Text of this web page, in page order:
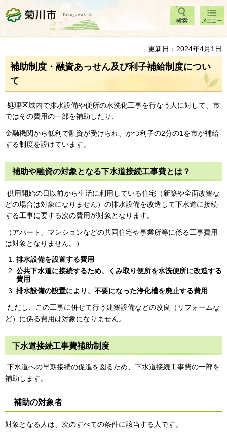
菊川市 検索
メニ
ュー
更新日：2024年4月1日
補助制度・融資あっせん及び利子補給制度につい
て
処理区域内で排水設備や便所の水洗化工事を行なう人に対して、市
ではその費用の一部を補助したり、
金融機関から低利で融資が受けられ、かつ利子の2分の1を市が補給
する制度を設けています。
補助や融資の対象となる下水道接続工事費とは？
供用開始の日以前から生活に利用している住宅（新築や全面改築な
どの場合は対象になりません）の排水設備を改造して下水道に接続
する工事に要する次の費用が対象となります。
（アパート、マンションなどの共同住宅や事業所等に係る工事費用
は対象となりません。）
排水設備を設置する費用
公共下水道に接続するため、くみ取り便所を水洗便所に改造する
費用
排水設備の設置により、不要になった浄化槽を廃止する費用
ただし、この工事に併せて行う建築設備などの改良（リフォームな
ど）に係る費用は対象になりません。
下水道接続工事費補助制度
下水道への早期接続の促進を図るため、下水道接続工事費の一部を
補助します。
補助の対象者
対象となる人は、次のすべての条件に該当する人です。